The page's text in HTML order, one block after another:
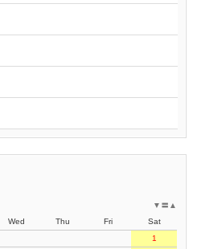
▲
〓
▼
Wed Thu Fri
Sat
1